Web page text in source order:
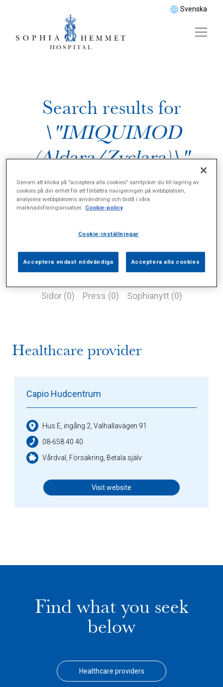
Svenska
Search results for
\"IMIQUIMOD
(Aldara/Zyclara)\"
Alla (1) Vårdgivare (1) Specialister (0)
Sidor (0) Press (0) Sophianytt (0)
Healthcare provider
Capio Hudcentrum
Hus E, ingång 2, Valhallavägen 91
08-658 40 40
Vårdval, Försäkring, Betala själv
Visit website
Find what you seek
below
Healthcare providers
Genom att klicka på "acceptera alla cookies" samtycker du till lagring av
cookies på din enhet för att förbättra navigeringen på webbplatsen,
analysera webbplatsens användning och bistå i våra
marknadsföringsinsatser. Cookie-policy
Cookie-inställningar
Acceptera endast nödvändiga Acceptera alla cookies